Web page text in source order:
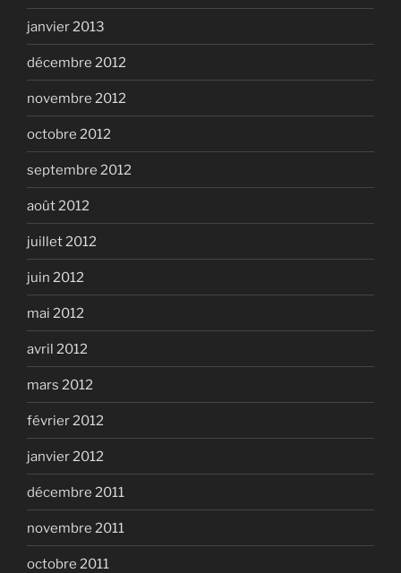
janvier 2013
décembre 2012
novembre 2012
octobre 2012
septembre 2012
août 2012
juillet 2012
juin 2012
mai 2012
avril 2012
mars 2012
février 2012
janvier 2012
décembre 2011
novembre 2011
octobre 2011